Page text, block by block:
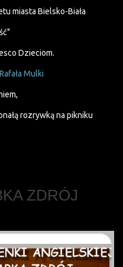
miasta Bielsko-Biała
Dzieciom.
Mulki
rozrywką na pikniku
ZDRÓJ